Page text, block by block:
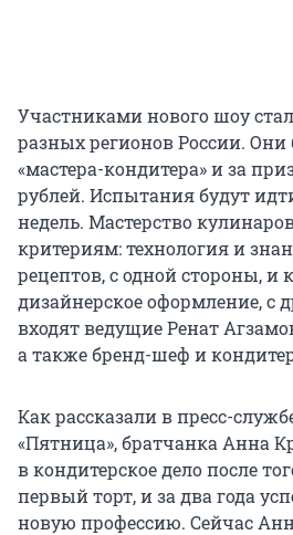
Участниками нового шоу
разных регионов России. Они
«мастера-кондитера» и за
рублей. Испытания будут
недель. Мастерство
критериям: технология и
рецептов, с одной стороны, и
дизайнерское оформление, с
входят ведущие Ренат
а также бренд-шеф и
Как рассказали в пресс-
«Пятница», братчанка Анна
в кондитерское дело после
первый торт, и за два года
новую профессию. Сейчас